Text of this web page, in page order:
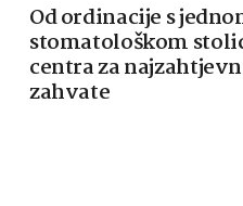
Od ordinacije s
stomatološkom
centra za
zahvate